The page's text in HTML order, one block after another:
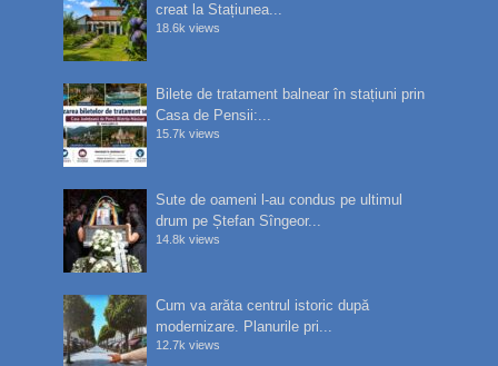
creat la Stațiunea...
18.6k views
Bilete de tratament balnear în stațiuni prin
Casa de Pensii:...
15.7k views
Sute de oameni l-au condus pe ultimul
drum pe Ștefan Sîngeor...
14.8k views
Cum va arăta centrul istoric după
modernizare. Planurile pri...
12.7k views